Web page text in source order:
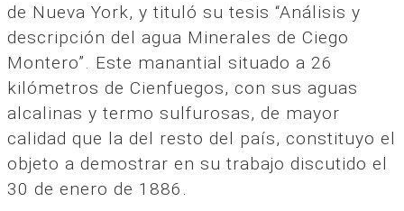
de Nueva York, y tituló su tesis “Análisis y
descripción del agua Minerales de Ciego
Montero”. Este manantial situado a 26
kilómetros de Cienfuegos, con sus aguas
alcalinas y termo sulfurosas, de mayor
calidad que la del resto del país, constituyo el
objeto a demostrar en su trabajo discutido el
30 de enero de 1886.